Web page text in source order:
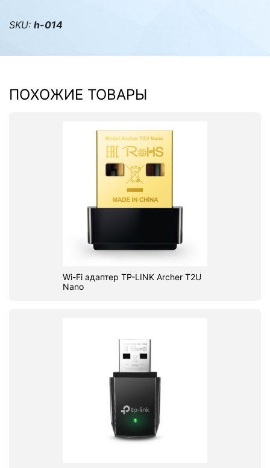
SKU: h-014
ПОХОЖИЕ ТОВАРЫ
Wi-Fi адаптер TP-LINK Archer T2U
Nano